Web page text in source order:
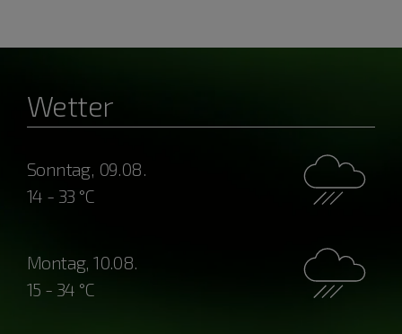
Wetter
Sonntag, 09.08.
14 - 33 °C
Montag, 10.08.
15 - 34 °C